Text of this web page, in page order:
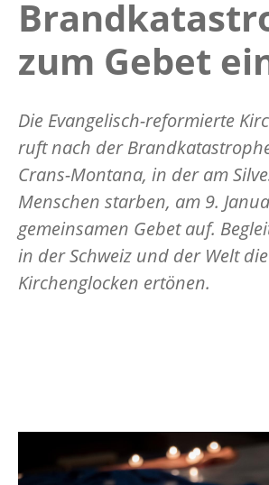
zum Gebet
Die Evangelisch-reformierte
ruft nach der
Crans-Montana, in der am
Menschen starben, am 9.
gemeinsamen Gebet auf.
in der Schweiz und der Welt die
Kirchenglocken ertönen.